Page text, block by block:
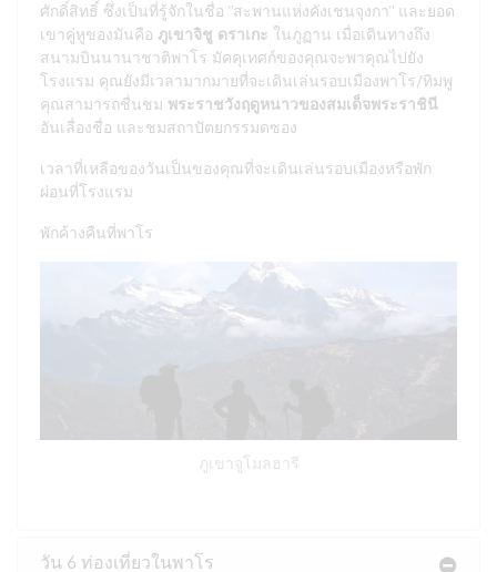
ศักดิ์สิทธิ์ ซึ่งเป็นที่รู้จักในชื่อ "สะพานแห่งคังเชนจุงกา" และยอด
เขาคู่หูของมันคือ ภูเขาจิชู ดราเกะ ในภูฏาน เมื่อเดินทางถึง
สนามบินนานาชาติพาโร มัคคุเทศก์ของคุณจะพาคุณไปยัง
โรงแรม คุณยังมีเวลามากมายที่จะเดินเล่นรอบเมืองพาโร/ทิมพู
คุณสามารถชื่นชม พระราชวังฤดูหนาวของสมเด็จพระราชินี
อันเลื่องชื่อ และชมสถาปัตยกรรมดซอง
เวลาที่เหลือของวันเป็นของคุณที่จะเดินเล่นรอบเมืองหรือพัก
ผ่อนที่โรงแรม
พักค้างคืนที่พาโร
ภูเขาจูโมลฮารี
วัน 6 ท่องเที่ยวในพาโร